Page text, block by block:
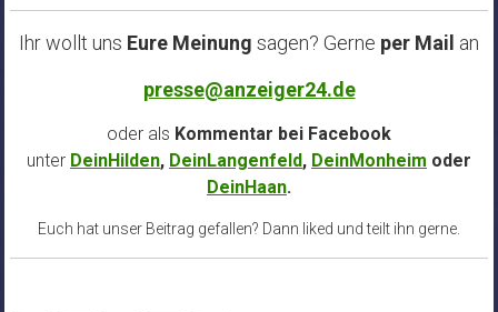
Ihr wollt uns Eure Meinung sagen? Gerne per Mail an
presse@anzeiger24.de
oder als Kommentar bei Facebook
unter DeinHilden, DeinLangenfeld, DeinMonheim oder
DeinHaan.
Euch hat unser Beitrag gefallen? Dann liked und teilt ihn gerne.